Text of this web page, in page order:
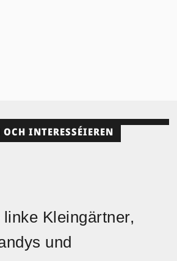
INTERESSÉIEREN
Kleingärtner,
und